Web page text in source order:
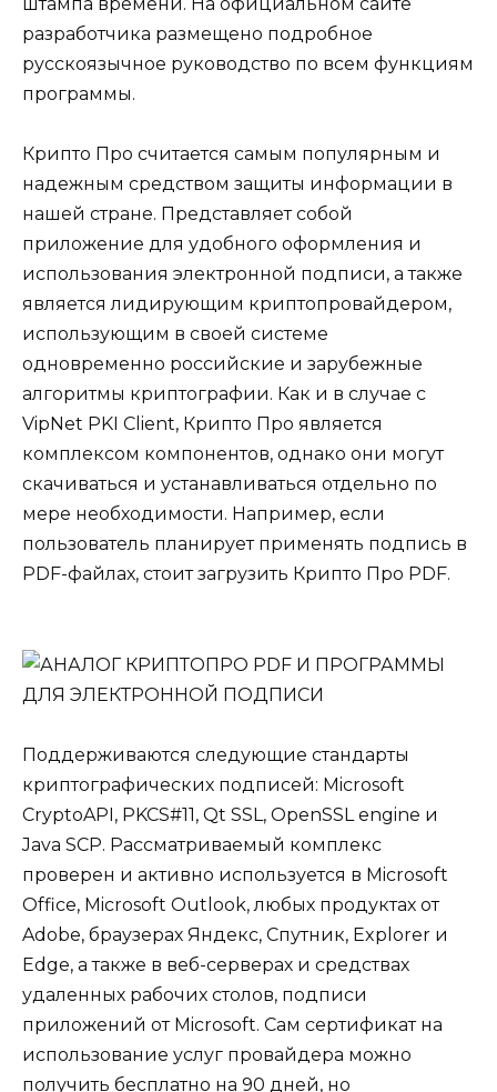
разработчика размещено подробное
русскоязычное руководство по всем функциям
программы.
Крипто Про считается самым популярным и
надежным средством защиты информации в
нашей стране. Представляет собой
приложение для удобного оформления и
использования электронной подписи, а также
является лидирующим криптопровайдером,
использующим в своей системе
одновременно российские и зарубежные
алгоритмы криптографии. Как и в случае с
VipNet PKI Client, Крипто Про является
комплексом компонентов, однако они могут
скачиваться и устанавливаться отдельно по
мере необходимости. Например, если
пользователь планирует применять подпись в
PDF-файлах, стоит загрузить Крипто Про PDF.
Поддерживаются следующие стандарты
криптографических подписей: Microsoft
CryptoAPI, PKCS#11, Qt SSL, OpenSSL engine и
Java SCP. Рассматриваемый комплекс
проверен и активно используется в Microsoft
Office, Microsoft Outlook, любых продуктах от
Adobe, браузерах Яндекс, Спутник, Explorer и
Edge, а также в веб-серверах и средствах
удаленных рабочих столов, подписи
приложений от Microsoft. Сам сертификат на
использование услуг провайдера можно
получить бесплатно на 90 дней, но